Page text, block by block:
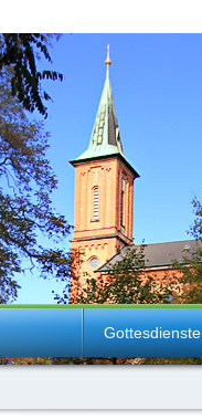
Gottesdienste